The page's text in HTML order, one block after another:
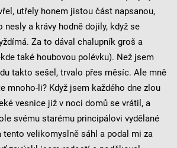
utřely honem jistou část napsanou,
nesly a krávy hodně dojily, když se
Za to dával chalupník groš a
také houbovou polévku). Než jsem
takto sešel, trvalo přes měsíc. Ale mně
mnoho-li? Když jsem každého dne zlou
vesnice již v noci domů se vrátil, a
svému starému principálovi vydělané
tento velikomyslně sáhl a podal mi za